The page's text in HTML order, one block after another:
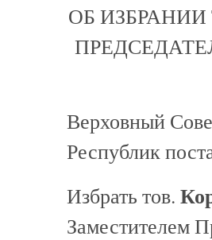
ОБ
Верховный
Республик
Избрать тов.
Заместителем